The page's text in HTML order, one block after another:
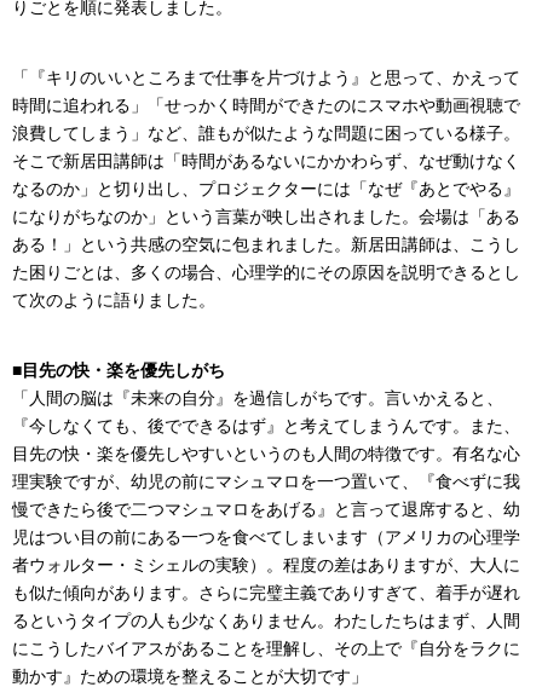
りごとを順に発表しました。
「『キリのいいところまで仕事を片づけよう』と思って、かえって
時間に追われる」「せっかく時間ができたのにスマホや動画視聴で
浪費してしまう」など、誰もが似たような問題に困っている様子。
そこで新居田講師は「時間があるないにかかわらず、なぜ動けなく
なるのか」と切り出し、プロジェクターには「なぜ『あとでやる』
になりがちなのか」という言葉が映し出されました。会場は「ある
ある！」という共感の空気に包まれました。新居田講師は、こうし
た困りごとは、多くの場合、心理学的にその原因を説明できるとし
て次のように語りました。
■目先の快・楽を優先しがち
「人間の脳は『未来の自分』を過信しがちです。言いかえると、
『今しなくても、後でできるはず』と考えてしまうんです。また、
目先の快・楽を優先しやすいというのも人間の特徴です。有名な心
理実験ですが、幼児の前にマシュマロを一つ置いて、『食べずに我
慢できたら後で二つマシュマロをあげる』と言って退席すると、幼
児はつい目の前にある一つを食べてしまいます（アメリカの心理学
者ウォルター・ミシェルの実験）。程度の差はありますが、大人に
も似た傾向があります。さらに完璧主義でありすぎて、着手が遅れ
るというタイプの人も少なくありません。わたしたちはまず、人間
にこうしたバイアスがあることを理解し、その上で『自分をラクに
動かす』ための環境を整えることが大切です」